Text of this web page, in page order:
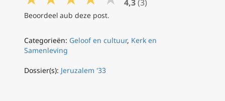
4,3 (3)
Beoordeel aub deze post.
Categorieën: Geloof en cultuur, Kerk en
Samenleving
Dossier(s): Jeruzalem '33